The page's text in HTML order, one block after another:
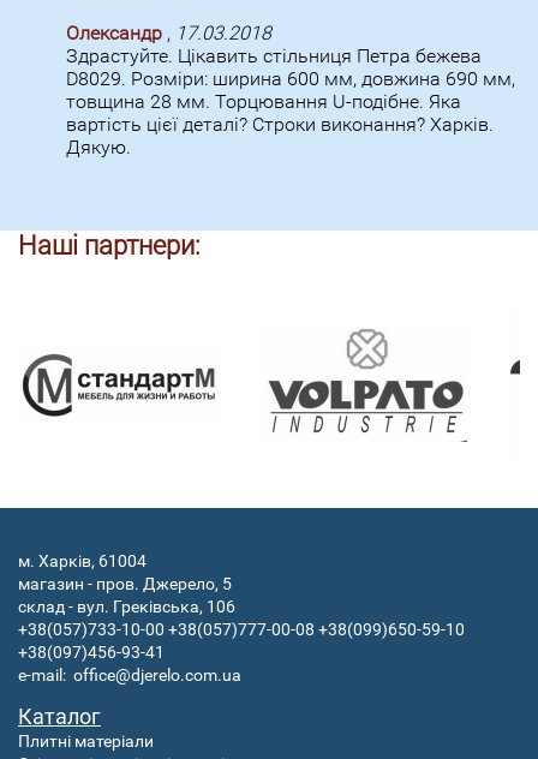
Олександр , 17.03.2018
Здрастуйте. Цікавить стільниця Петра бежева
D8029. Розміри: ширина 600 мм, довжина 690 мм,
товщина 28 мм. Торцювання U-подібне. Яка
вартість цієї деталі? Строки виконання? Харків.
Дякую.
Наші партнери:
м. Харків, 61004
магазин - пров. Джерело, 5
склад - вул. Греківська, 106
+38(057)733-10-00 +38(057)777-00-08 +38(099)650-59-10
+38(097)456-93-41
e-mail: office@djerelo.com.ua
Каталог
Плитні матеріали